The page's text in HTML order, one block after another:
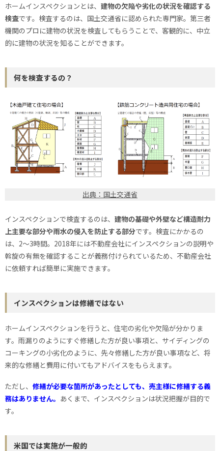
ホームインスペクションとは、 建物の欠陥や劣化の状況を確認する
検査です。検査するのは、国土交通省に認められた専門家。第三者
機関のプロに建物の状況を検査してもらうことで、客観的に、中立
的に建物の状況を知ることができます。
何を検査するの？
出典：国土交通省
インスペクションで検査するのは、 建物の基礎や外壁など構造耐力
上主要な部分や雨水の侵入を防止する部分です。検査にかかるの
は、2〜3時間。2018年には不動産会社にインスペクションの説明や
斡旋の有無を確認することが義務付けられているため、不動産会社
に依頼すれば簡単に実施できます。
インスペクションは修繕ではない
ホームインスペクションを行うと、住宅の劣化や欠陥が分かりま
す。雨漏りのようにすぐ修繕した方が良い事項と、サイディングの
コーキングの小劣化のように、先々修繕した方が良い事項など、将
来的な修繕と費用に付いてもアドバイスをもらえます。
ただし、 修繕が必要な箇所があったとしても、売主様に修繕する義
務はありません。 あくまで、インスペクションは状況把握が目的で
す。
米国では実施が一般的